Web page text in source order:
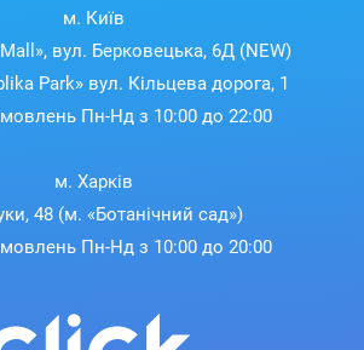
м. Київ
вул. Берковецька, 6Д (NEW)
Park» вул. Кільцева дорога, 1
Пн-Нд з 10:00 до 22:00
м. Харків
48 (м. «Ботанічний сад»)
Пн-Нд з 10:00 до 20:00